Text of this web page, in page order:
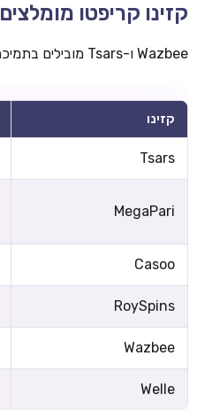
קזינו קריפטו מומלצים
Wazbee ו-Tsars מובילים בתמיכת קריפטו.
קזינו
Tsars
MegaPari
Casoo
RoySpins
Wazbee
Welle